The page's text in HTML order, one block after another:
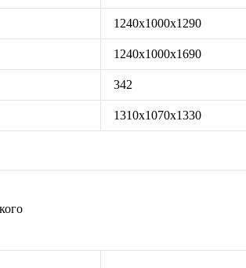
1240x1000x1290
1240x1000x1690
342
1310х1070х1330